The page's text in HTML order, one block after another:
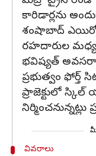
కారిడార్లను
శంషాబాద్
రహదారుల మధ్య
భవిష్యత్
ప్రభుత్వం ఫోర్త్
ప్రాజెక్టులో
నిర్మించనున్నట్లు
వివరాలు